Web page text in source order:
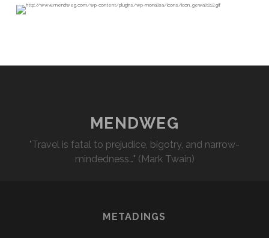
MENDWEG
"Travel is fatal to prejudice, bigotry, and narrow-
mindedness…" (Mark Twain)
METADINGS